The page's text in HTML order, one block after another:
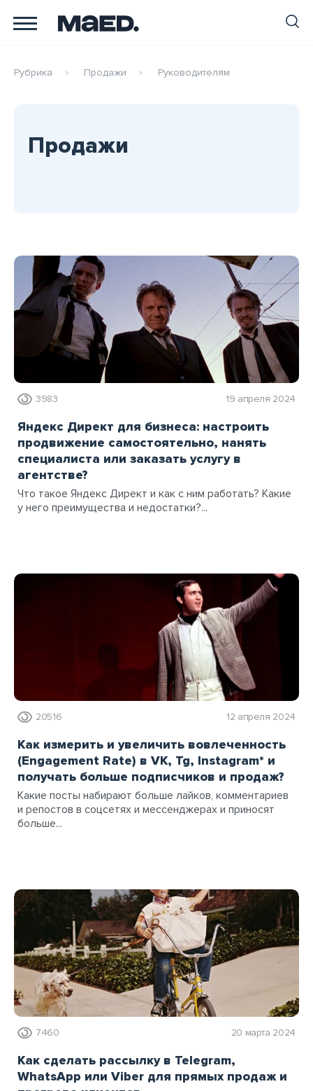
Рубрика Продажи Руководителям
Продажи
3983 19 апреля 2024
Яндекс Директ для бизнеса: настроить
продвижение самостоятельно, нанять
специалиста или заказать услугу в
агентстве?
Что такое Яндекс Директ и как с ним работать? Какие
у него преимущества и недостатки?...
20516 12 апреля 2024
Как измерить и увеличить вовлеченность
(Engagement Rate) в VK, Tg, Instagram* и
получать больше подписчиков и продаж?
Какие посты набирают больше лайков, комментариев
и репостов в соцсетях и мессенджерах и приносят
больше...
7460 20 марта 2024
Как сделать рассылку в Telegram,
WhatsApp или Viber для прямых продаж и